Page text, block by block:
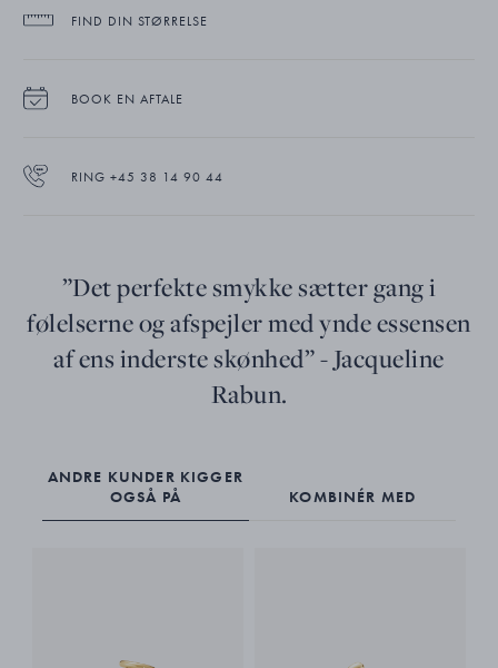
FIND DIN STØRRELSE
BOOK EN AFTALE
RING +45 38 14 90 44
”Det perfekte smykke sætter gang i
følelserne og afspejler med ynde essensen
af ens inderste skønhed” - Jacqueline
Rabun.
ANDRE KUNDER KIGGER
OGSÅ PÅ
KOMBINÉR MED